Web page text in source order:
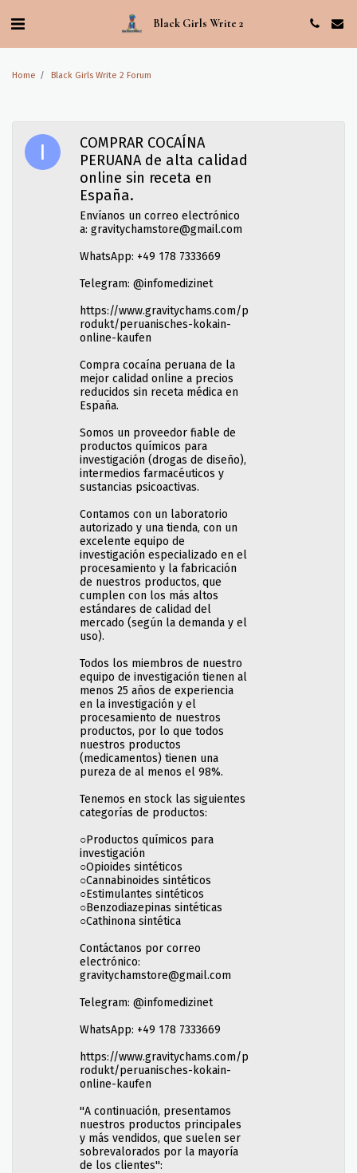
Black Girls Write 2
Home Black Girls Write 2 Forum
COMPRAR COCAÍNA
PERUANA de alta calidad
online sin receta en
España.
Envíanos un correo electrónico
a: gravitychamstore@gmail.com
WhatsApp: +49 178 7333669
Telegram: @infomedizinet
https://www.gravitychams.com/p
rodukt/peruanisches-kokain-
online-kaufen
Compra cocaína peruana de la
mejor calidad online a precios
reducidos sin receta médica en
España.
Somos un proveedor fiable de
productos químicos para
investigación (drogas de diseño),
intermedios farmacéuticos y
sustancias psicoactivas.
Contamos con un laboratorio
autorizado y una tienda, con un
excelente equipo de
investigación especializado en el
procesamiento y la fabricación
de nuestros productos, que
cumplen con los más altos
estándares de calidad del
mercado (según la demanda y el
uso).
Todos los miembros de nuestro
equipo de investigación tienen al
menos 25 años de experiencia
en la investigación y el
procesamiento de nuestros
productos, por lo que todos
nuestros productos
(medicamentos) tienen una
pureza de al menos el 98%.
Tenemos en stock las siguientes
categorías de productos:
○Productos químicos para
investigación
○Opioides sintéticos
○Cannabinoides sintéticos
○Estimulantes sintéticos
○Benzodiazepinas sintéticas
○Cathinona sintética
Contáctanos por correo
electrónico:
gravitychamstore@gmail.com
Telegram: @infomedizinet
WhatsApp: +49 178 7333669
https://www.gravitychams.com/p
rodukt/peruanisches-kokain-
online-kaufen
''A continuación, presentamos
nuestros productos principales
y más vendidos, que suelen ser
sobrevalorados por la mayoría
de los clientes'':